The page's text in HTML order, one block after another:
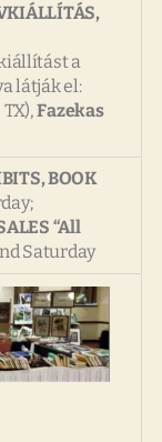
a
látják el:
TX),Fazekas
BOOK
“All
Saturday